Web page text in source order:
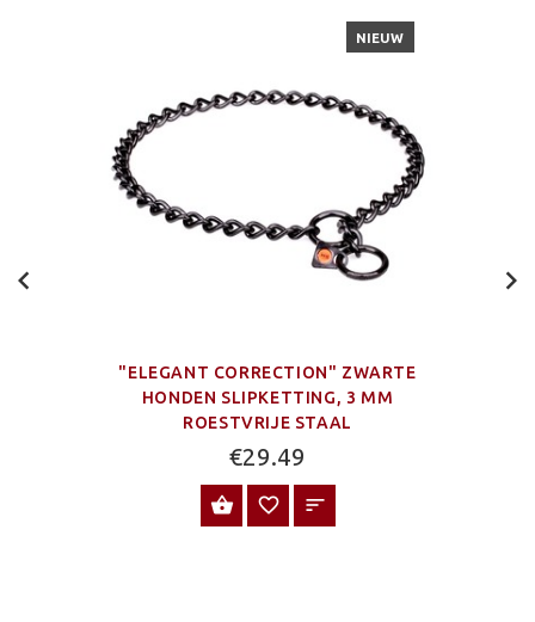
NIEUW
"ELEGANT CORRECTION" ZWARTE
HONDEN SLIPKETTING, 3 MM
ROESTVRIJE STAAL
€29.49
BEKIJK PRODUCT